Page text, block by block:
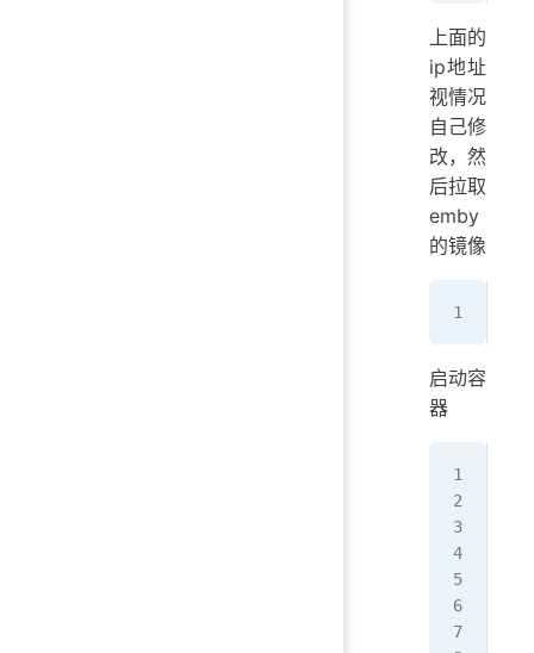
上面的
ip地址
视情况
自己修
改，然
后拉取
emby
的镜像
启动容
器